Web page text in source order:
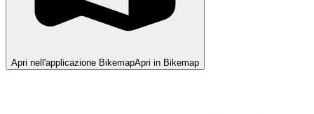
Apri nell'applicazione BikemapApri in Bikemap